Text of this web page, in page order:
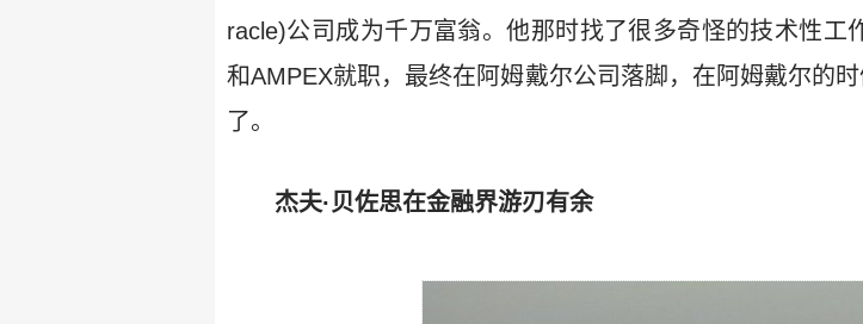
racle)公司成为千万富翁。他那时找了很多奇怪的技术性工
和AMPEX就职，最终在阿姆戴尔公司落脚，在阿姆戴尔的
了。
杰夫·贝佐思在金融界游刃有余